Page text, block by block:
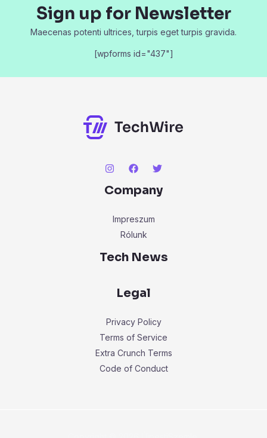
Sign up for Newsletter
Maecenas potenti ultrices, turpis eget turpis gravida.
[wpforms id="437"]
Company
Impreszum
Rólunk
Tech News
Legal
Privacy Policy
Terms of Service
Extra Crunch Terms
Code of Conduct